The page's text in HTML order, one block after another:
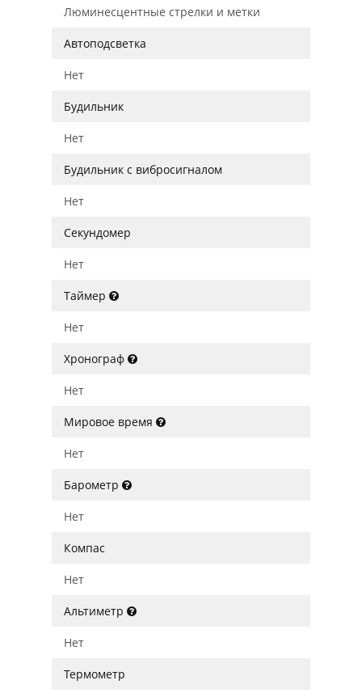
Люминесцентные стрелки и метки
Автоподсветка
Нет
Будильник
Нет
Будильник с вибросигналом
Нет
Секундомер
Нет
Таймер
Нет
Хронограф
Нет
Мировое время
Нет
Барометр
Нет
Компас
Нет
Альтиметр
Нет
Термометр